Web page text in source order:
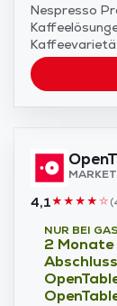
Nespresso
4,1★★★★☆(
NUR BEI
2 Monate